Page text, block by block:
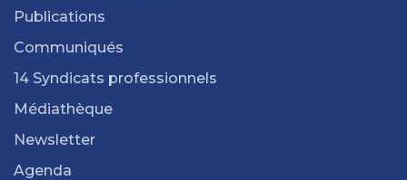
Publications
Communiqués
14 Syndicats professionnels
Médiathèque
Newsletter
Agenda